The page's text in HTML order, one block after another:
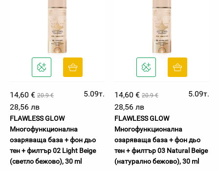
14,60 € 20.9 €
5.09т.
28,56 лв
FLAWLESS GLOW
Многофункционална
озаряваща база + фон дьо
тен + филтър 02 Light Beige
(светло бежово), 30 ml
14,60 € 20.9 €
5.09т.
28,56 лв
FLAWLESS GLOW
Многофункционална
озаряваща база + фон дьо
тен + филтър 03 Natural Beige
(натурално бежово), 30 ml